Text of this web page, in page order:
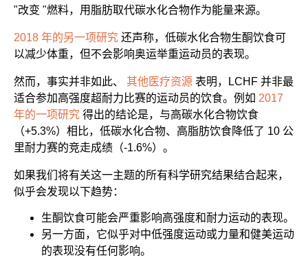
"改变 "燃料，用脂肪取代碳水化合物作为能量来源。
2018 年的另一项研究 还声称，低碳水化合物生酮饮食可
以减少体重，但不会影响奥运举重运动员的表现。
然而，事实并非如此、 其他医疗资源 表明，LCHF 并非最
适合参加高强度超耐力比赛的运动员的饮食。例如 2017
年的一项研究 得出的结论是，与高碳水化合物饮食
（+5.3%）相比，低碳水化合物、高脂肪饮食降低了 10 公
里耐力赛的竞走成绩（-1.6%）。
如果我们将有关这一主题的所有科学研究结果结合起来，
似乎会发现以下趋势：
生酮饮食可能会严重影响高强度和耐力运动的表现。
另一方面，它似乎对中低强度运动或力量和健美运动
的表现没有任何影响。